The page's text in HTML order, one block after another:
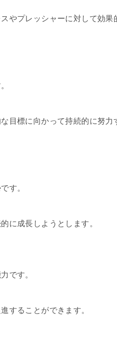
やプレッシャーに対して効果
目標に向かって持続的に努力
す。
に成長しようとします。
です。
することができます。